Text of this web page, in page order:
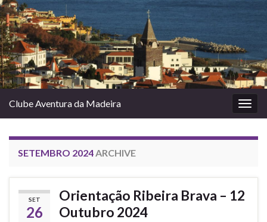
Clube Aventura da Madeira
SETEMBRO 2024ARCHIVE
SET
26
Orientação Ribeira Brava – 12
Outubro 2024